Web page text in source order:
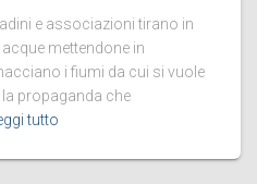
e associazioni tirano in
mettendone in
i fiumi da cui si vuole
propaganda che
tutto